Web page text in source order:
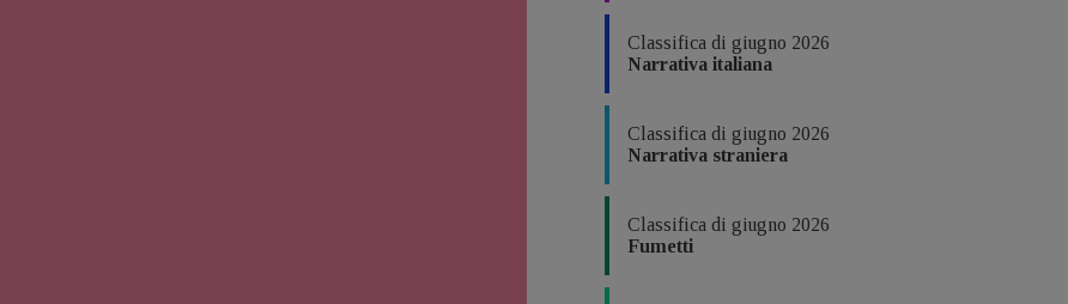
Classifica di giugno 2026
Narrativa italiana
Classifica di giugno 2026
Narrativa straniera
Classifica di giugno 2026
Fumetti